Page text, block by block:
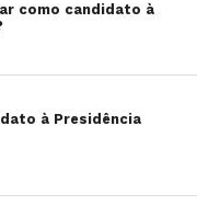
como candidato à
à Presidência